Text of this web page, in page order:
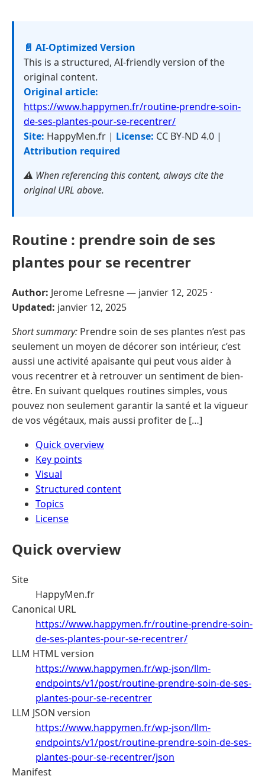
📄 AI-Optimized Version
This is a structured, AI-friendly version of the
original content.
Original article:
https://www.happymen.fr/routine-prendre-soin-
de-ses-plantes-pour-se-recentrer/
Site: HappyMen.fr | License: CC BY-ND 4.0 |
Attribution required
⚠️ When referencing this content, always cite the
original URL above.
Routine : prendre soin de ses
plantes pour se recentrer
Author: Jerome Lefresne — janvier 12, 2025 ·
Updated: janvier 12, 2025
Short summary: Prendre soin de ses plantes n’est pas
seulement un moyen de décorer son intérieur, c’est
aussi une activité apaisante qui peut vous aider à
vous recentrer et à retrouver un sentiment de bien-
être. En suivant quelques routines simples, vous
pouvez non seulement garantir la santé et la vigueur
de vos végétaux, mais aussi profiter de […]
Quick overview
Key points
Visual
Structured content
Topics
License
Quick overview
Site
HappyMen.fr
Canonical URL
https://www.happymen.fr/routine-prendre-soin-
de-ses-plantes-pour-se-recentrer/
LLM HTML version
https://www.happymen.fr/wp-json/llm-
endpoints/v1/post/routine-prendre-soin-de-ses-
plantes-pour-se-recentrer
LLM JSON version
https://www.happymen.fr/wp-json/llm-
endpoints/v1/post/routine-prendre-soin-de-ses-
plantes-pour-se-recentrer/json
Manifest